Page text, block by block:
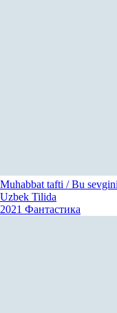
Muhabbat tafti / Bu
Uzbek Tilida
2021 Фантастика